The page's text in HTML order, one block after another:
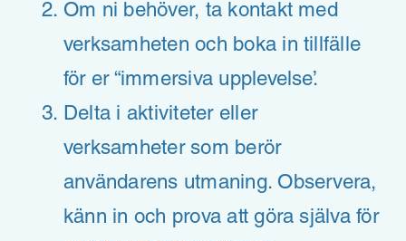
Om ni behöver, ta kontakt med
verksamheten och boka in tillfälle
för er “immersiva upplevelse’.
Delta i aktiviteter eller
verksamheter som berör
användarens utmaning. Observera,
känn in och prova att göra själva för